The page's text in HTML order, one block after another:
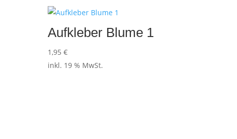
Aufkleber Blume 1
1,95€
inkl. 19 % MwSt.